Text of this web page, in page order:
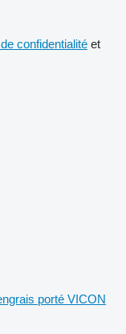
confidentialité et
porté VICON